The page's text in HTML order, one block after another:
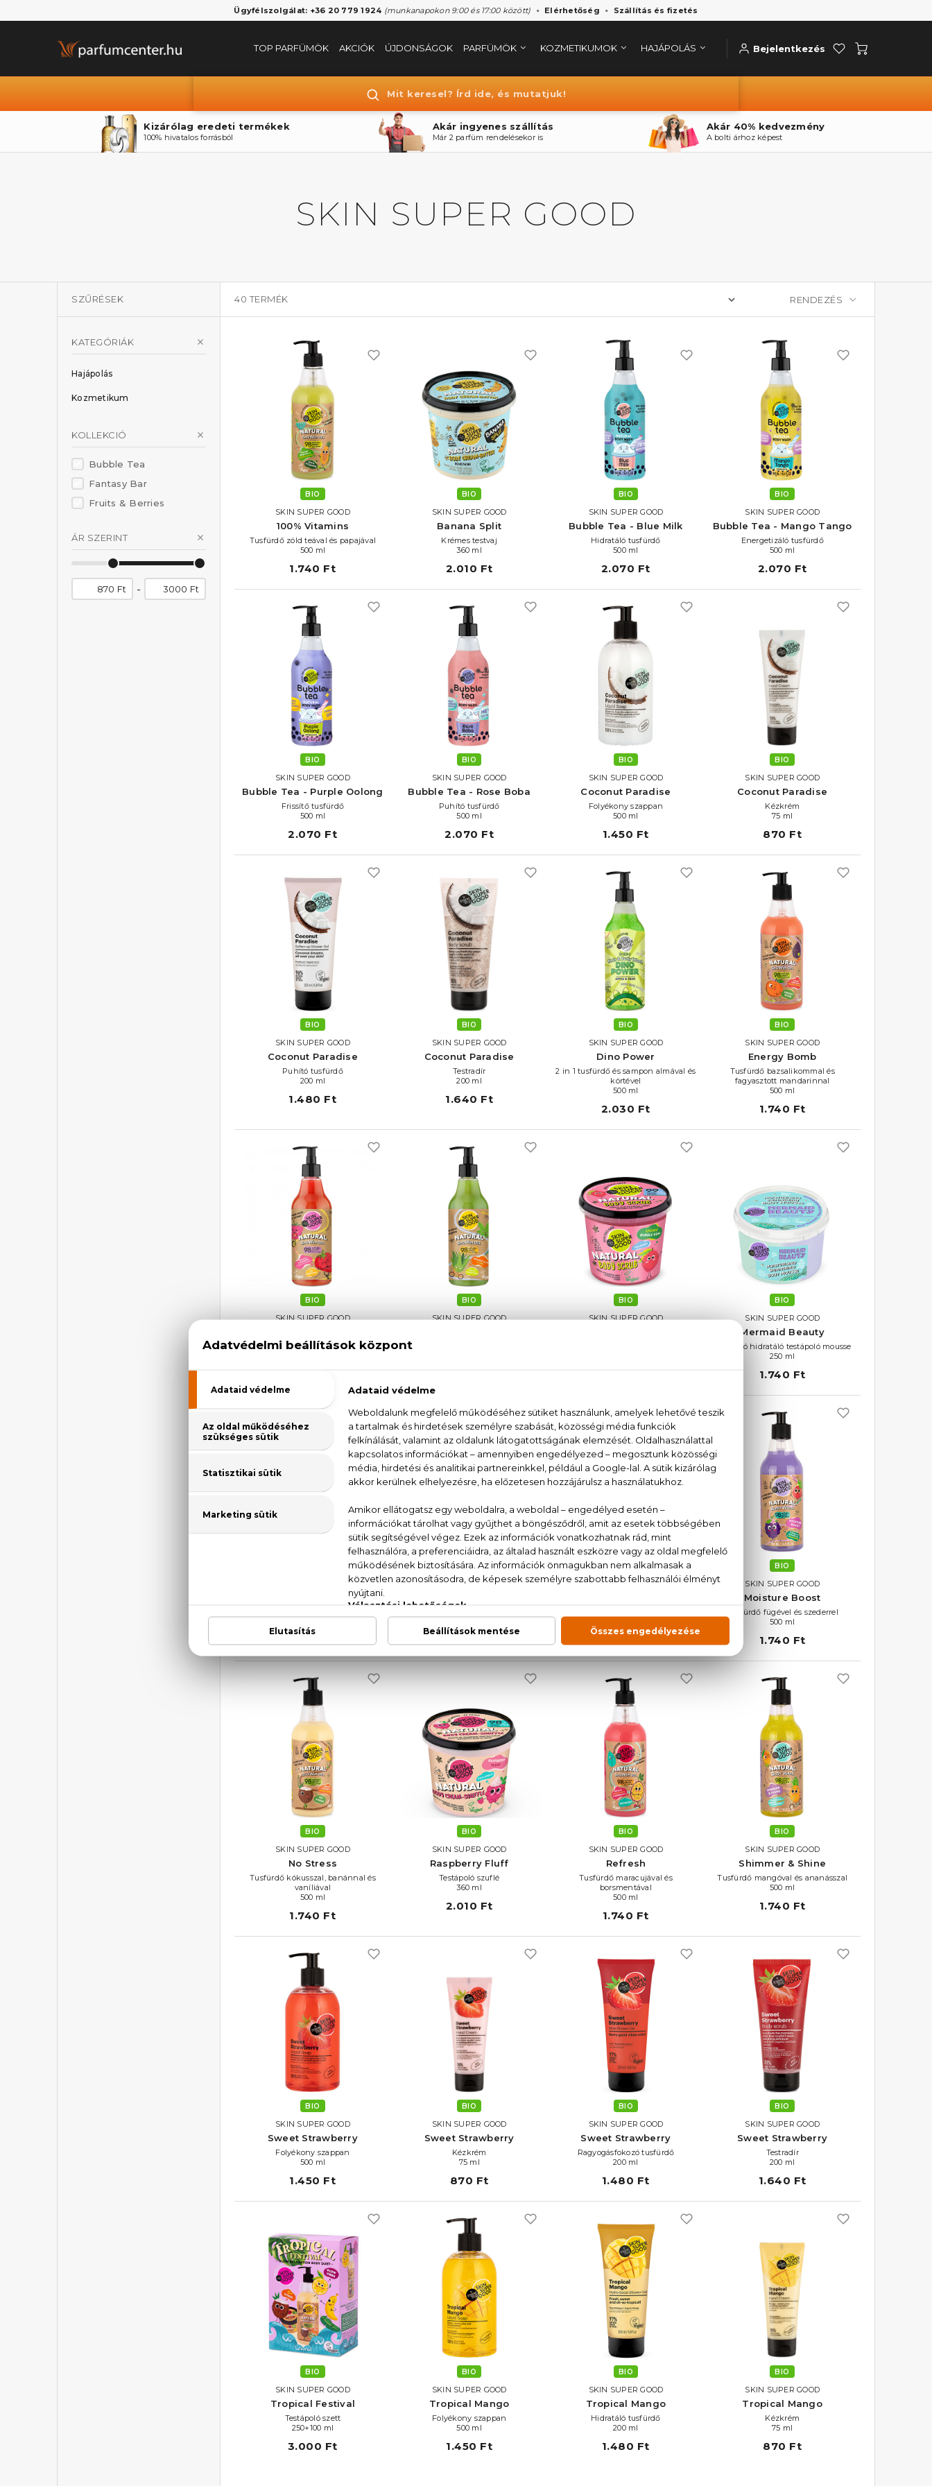
Ügyfélszolgálat: +36 20 779 1924 (munkanapokon 9:00 és 17:00 között) Elérhetőség Szállítás és fizetés
TOP PARFÜMÖK AKCIÓK ÚJDONSÁGOK PARFÜMÖK KOZMETIKUMOK HAJÁPOLÁS Bejelentkezés
Mit keresel? Írd ide, és mutatjuk!
Kizárólag eredeti termékek
100% hivatalos forrásból
Akár ingyenes szállítás
Már 2 parfüm rendelésekor is
Akár 40% kedvezmény
A bolti árhoz képest
SKIN SUPER GOOD
SZŰRÉSEK
KATEGÓRIÁK
Hajápolás
Kozmetikum
KOLLEKCIÓ
Bubble Tea
Fantasy Bar
Fruits & Berries
ÁR SZERINT
Ft - Ft
40 TERMÉK
BIO
SKIN SUPER GOOD
100% Vitamins
Tusfürdő zöld teával és papajával
500 ml
1.740 Ft
BIO
SKIN SUPER GOOD
Banana Split
Krémes testvaj
360 ml
2.010 Ft
BIO
SKIN SUPER GOOD
Bubble Tea - Blue Milk
Hidratáló tusfürdő
500 ml
2.070 Ft
BIO
SKIN SUPER GOOD
Bubble Tea - Mango Tango
Energetizáló tusfürdő
500 ml
2.070 Ft
BIO
SKIN SUPER GOOD
Bubble Tea - Purple Oolong
Frissítő tusfürdő
500 ml
2.070 Ft
BIO
SKIN SUPER GOOD
Bubble Tea - Rose Boba
Puhító tusfürdő
500 ml
2.070 Ft
BIO
SKIN SUPER GOOD
Coconut Paradise
Folyékony szappan
500 ml
1.450 Ft
BIO
SKIN SUPER GOOD
Coconut Paradise
Kézkrém
75 ml
870 Ft
BIO
SKIN SUPER GOOD
Coconut Paradise
Puhító tusfürdő
200 ml
1.480 Ft
BIO
SKIN SUPER GOOD
Coconut Paradise
Testradír
200 ml
1.640 Ft
BIO
SKIN SUPER GOOD
Dino Power
2 in 1 tusfürdő és sampon almával és
körtével
500 ml
2.030 Ft
BIO
SKIN SUPER GOOD
Energy Bomb
Tusfürdő bazsalikommal és
fagyasztott mandarinnal
500 ml
1.740 Ft
BIO
SKIN SUPER GOOD
Tusfürdő eperrel és vadmálnával
BIO
SKIN SUPER GOOD
BIO
SKIN SUPER GOOD
BIO
SKIN SUPER GOOD
Mermaid Beauty
Csillámló hidratáló testápoló mousse
250 ml
1.740 Ft
SKIN SUPER GOOD
Mermaid Beauty
BIO
SKIN SUPER GOOD
BIO
SKIN SUPER GOOD
3.000 Ft
BIO
SKIN SUPER GOOD
Moisture Boost
Tusfürdő fügével és szederrel
500 ml
1.740 Ft
BIO
SKIN SUPER GOOD
No Stress
Tusfürdő kókusszal, banánnal és
vaníliával
500 ml
1.740 Ft
BIO
SKIN SUPER GOOD
Raspberry Fluff
Testápoló szuflé
360 ml
2.010 Ft
BIO
SKIN SUPER GOOD
Refresh
Tusfürdő maracujával és
borsmentával
500 ml
1.740 Ft
BIO
SKIN SUPER GOOD
Shimmer & Shine
Tusfürdő mangóval és ananásszal
500 ml
1.740 Ft
BIO
SKIN SUPER GOOD
Sweet Strawberry
Folyékony szappan
500 ml
1.450 Ft
BIO
SKIN SUPER GOOD
Sweet Strawberry
Kézkrém
75 ml
870 Ft
BIO
SKIN SUPER GOOD
Sweet Strawberry
Ragyogásfokozó tusfürdő
200 ml
1.480 Ft
BIO
SKIN SUPER GOOD
Sweet Strawberry
Testradír
200 ml
1.640 Ft
BIO
SKIN SUPER GOOD
Tropical Festival
Testápoló szett
250+100 ml
3.000 Ft
BIO
SKIN SUPER GOOD
Tropical Mango
Folyékony szappan
500 ml
1.450 Ft
BIO
SKIN SUPER GOOD
Tropical Mango
Hidratáló tusfürdő
200 ml
1.480 Ft
BIO
SKIN SUPER GOOD
Tropical Mango
Kézkrém
75 ml
870 Ft